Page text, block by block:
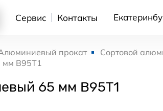
Сервис Контакты
прокат Сортовой
мм В95Т1
65 мм В95Т1